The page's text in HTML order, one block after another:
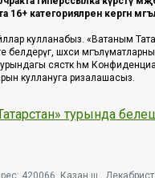
16+ категорияләренә кергән
кулланабыз. «Ватаным
белдерүгә, шәхси мәгълүматларны
сәясәткә һәм
куллануга ризалашасыз.
турында
420066, Казан ш.,